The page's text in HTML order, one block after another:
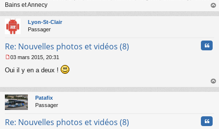
Bains et Annecy
au
Lyon-St-Clair
Passager
Re: Nouvelles photos et vidéos (8)
e
a
g
e
o
03 mars 2015, 20:31
Oui il y en a deux !
au
Patafix
Passager
Re: Nouvelles photos et vidéos (8)